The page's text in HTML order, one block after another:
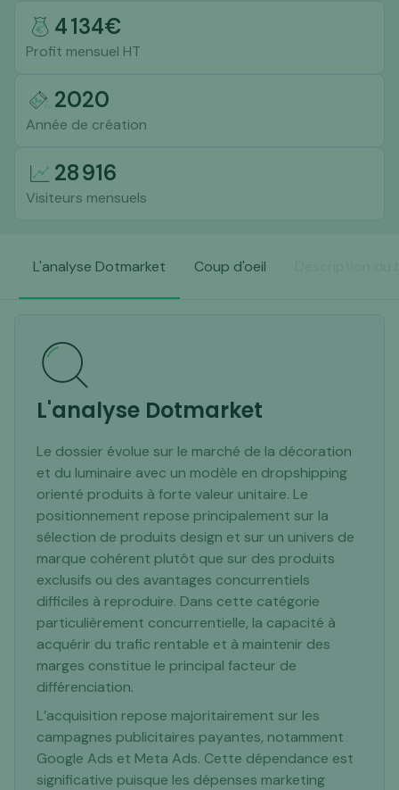
4 134€
Profit mensuel HT
2020
Année de création
28 916
Visiteurs mensuels
L'analyse Dotmarket Coup d'oeil
L'analyse Dotmarket
Le dossier évolue sur le marché de la décoration
et du luminaire avec un modèle en dropshipping
orienté produits à forte valeur unitaire. Le
positionnement repose principalement sur la
sélection de produits design et sur un univers de
marque cohérent plutôt que sur des produits
exclusifs ou des avantages concurrentiels
difficiles à reproduire. Dans cette catégorie
particulièrement concurrentielle, la capacité à
acquérir du trafic rentable et à maintenir des
marges constitue le principal facteur de
différenciation.
L’acquisition repose majoritairement sur les
campagnes publicitaires payantes, notamment
Google Ads et Meta Ads. Cette dépendance est
significative puisque les dépenses marketing